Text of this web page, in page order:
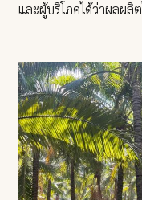
และผู้บริโภคได้ว่าผลผ